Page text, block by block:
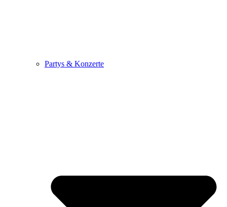
Partys & Konzerte